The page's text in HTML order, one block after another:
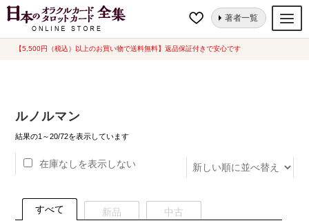
【5,500円（税込）以上のお買い物で送料無料】返品保証付きで安心です
ナ
コ
著者一覧
オラクルカード
ルノルマンカード
トランプ
セット
ホーム “ルノルマン”にタグ付けされた商品
ルノルマン
結果の1～20/72を表示しています新
順
在庫なしを表示しない
すべて 新品 中古